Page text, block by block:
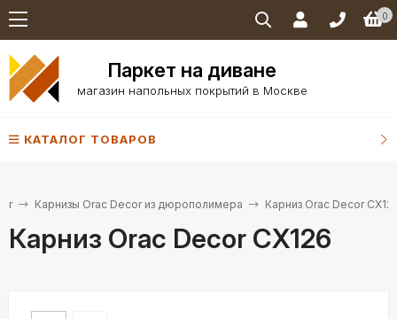
0
Паркет на диване
магазин напольных покрытий в Москве
КАТАЛОГ ТОВАРОВ
Карнизы Orac Decor из дюрополимера Карниз Orac Decor
Карниз Orac Decor CX126